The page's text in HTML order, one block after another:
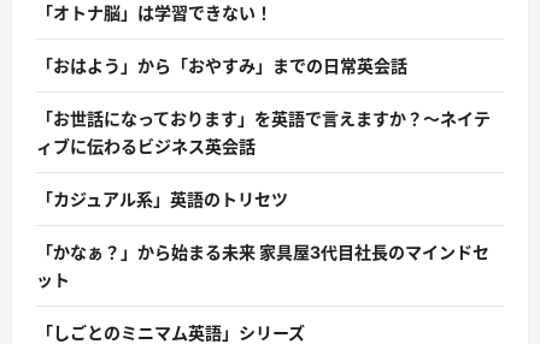
「オトナ脳」は学習できない！
「おはよう」から「おやすみ」までの日常英会話
「お世話になっております」を英語で言えますか？〜ネイテ
ィブに伝わるビジネス英会話
「カジュアル系」英語のトリセツ
「かなぁ？」から始まる未来 家具屋3代目社長のマインドセ
ット
「しごとのミニマム英語」シリーズ